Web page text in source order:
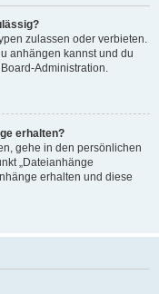
zulassen oder verbieten.
anhängen kannst und du
Administration.
erhalten?
gehe in den persönlichen
„Dateianhänge
erhalten und diese